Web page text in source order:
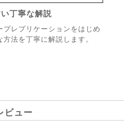
丁寧な解説
プレプリケーションをはじめ
方法を丁寧に解説します。
ビュー